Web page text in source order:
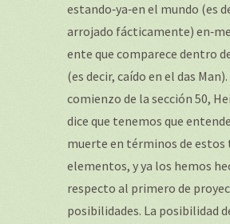
estando‐ya‐en el mundo (es
arrojado fácticamente)
ente que comparece dentro
(es decir, caído en el das Man).
comienzo de la sección 50,
dice que tenemos que
muerte en términos de estos
elementos, y ya los hemos
respecto al primero de
posibilidades. La posibilidad